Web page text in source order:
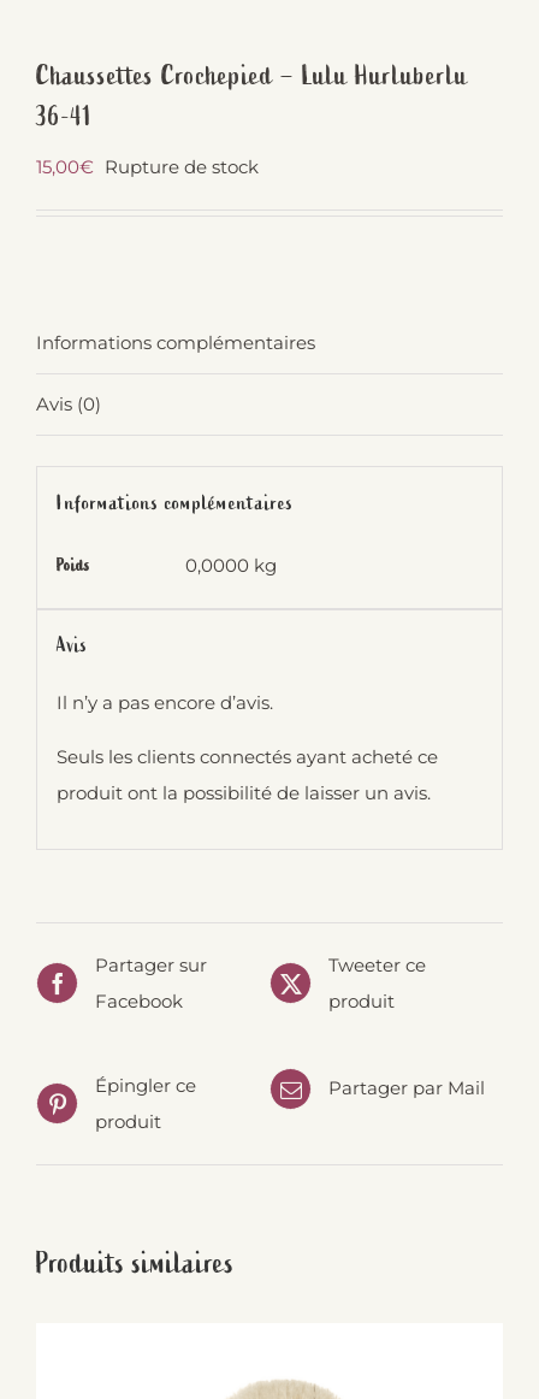
Chaussettes Crochepied – Lulu Hurluberlu
36-41
15,00€ Rupture de stock
Informations complémentaires
Avis (0)
Informations complémentaires
Poids 0,0000 kg
Avis
Il n’y a pas encore d’avis.
Seuls les clients connectés ayant acheté ce
produit ont la possibilité de laisser un avis.
Partager sur
Facebook
Tweeter ce
produit
Épingler ce
produit
Partager par Mail
Produits similaires